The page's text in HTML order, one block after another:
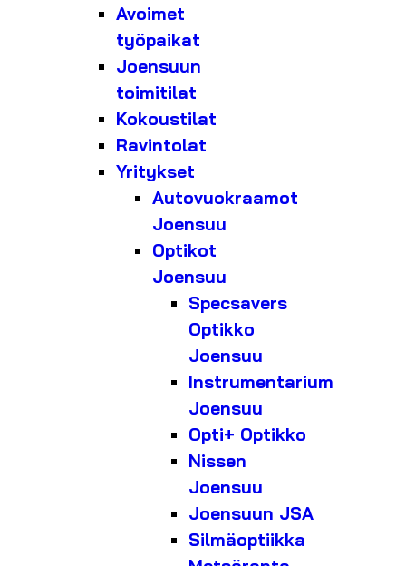
Avoimet
työpaikat
Joensuun
toimitilat
Kokoustilat
Ravintolat
Yritykset
Autovuokraamot
Joensuu
Optikot
Joensuu
Specsavers
Optikko
Joensuu
Instrumentarium
Joensuu
Opti+ Optikko
Nissen
Joensuu
Joensuun JSA
Silmäoptiikka